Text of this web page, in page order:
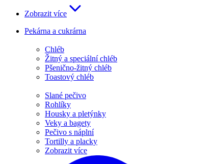
Zobrazit více
Pekárna a cukrárna
Chléb
Žitný a speciální chléb
Pšenično-žitný chléb
Toastový chléb
Slané pečivo
Rohlíky
Housky a pletýnky
Veky a bagety
Pečivo s náplní
Tortilly a placky
Zobrazit více